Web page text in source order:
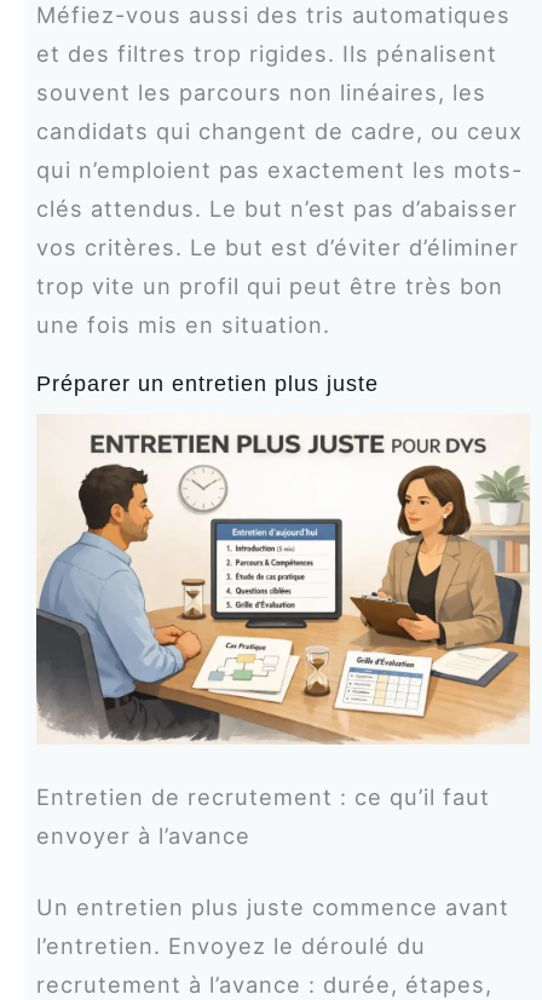
Méfiez-vous aussi des tris automatiques
et des filtres trop rigides. Ils pénalisent
souvent les parcours non linéaires, les
candidats qui changent de cadre, ou ceux
qui n’emploient pas exactement les mots-
clés attendus. Le but n’est pas d’abaisser
vos critères. Le but est d’éviter d’éliminer
trop vite un profil qui peut être très bon
une fois mis en situation.
Préparer un entretien plus juste
Entretien de recrutement : ce qu’il faut
envoyer à l’avance
Un entretien plus juste commence avant
l’entretien. Envoyez le déroulé du
recrutement à l’avance : durée, étapes,